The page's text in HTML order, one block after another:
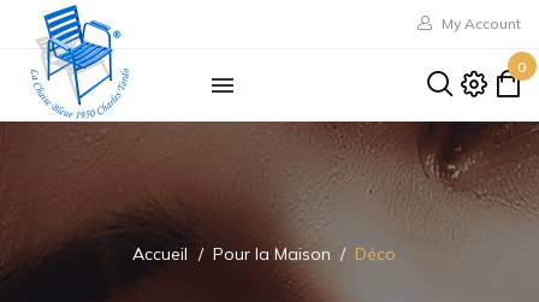
My Account
0
Accueil Pour la Maison Déco